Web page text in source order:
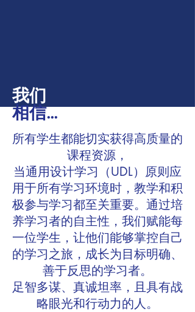
我们
相信...
所有学生都能切实获得高质量的
课程资源，
当通用设计学习（UDL）原则应
用于所有学习环境时，教学和积
极参与学习都至关重要。通过培
养学习者的自主性，我们赋能每
一位学生，让他们能够掌控自己
的学习之旅，成长为目标明确、
善于反思的学习者。
足智多谋、真诚坦率，且具有战
略眼光和行动力的人。